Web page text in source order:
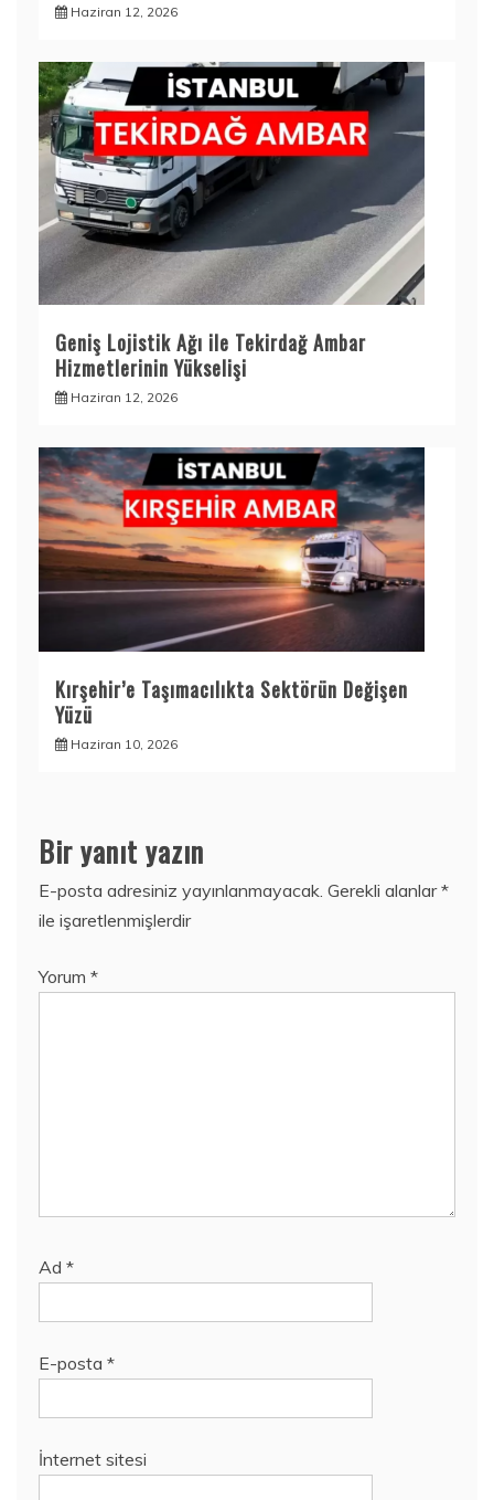
Haziran 12, 2026
Geniş Lojistik Ağı ile Tekirdağ Ambar
Hizmetlerinin Yükselişi
Haziran 12, 2026
Kırşehir’e Taşımacılıkta Sektörün Değişen
Yüzü
Haziran 10, 2026
Bir yanıt yazın
E-posta adresiniz yayınlanmayacak. Gerekli alanlar*
ile işaretlenmişlerdir
Yorum *
Ad *
E-posta *
İnternet sitesi